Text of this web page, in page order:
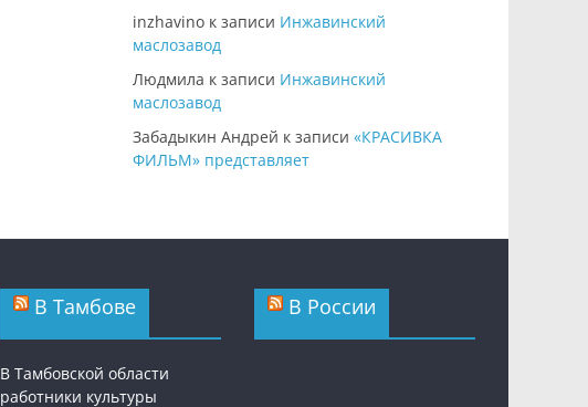
inzhavino к записи Инжавинский
маслозавод
Людмила к записи Инжавинский
маслозавод
Забадыкин Андрей к записи «КРАСИВКА
ФИЛЬМ» представляет
В Тамбове
В Тамбовской области
работники культуры
В России